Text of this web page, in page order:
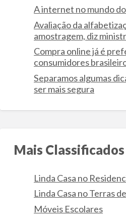
A internet no mundo
Avaliação da
amostragem, diz
Compra online já é
consumidores
Separamos algumas
ser mais segura
Mais Classificados
Linda Casa no
Linda Casa no Terras
Móveis Escolares